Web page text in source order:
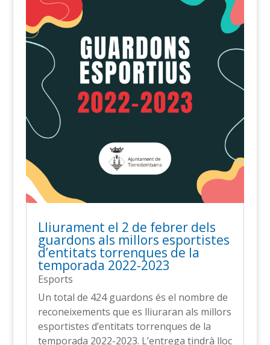
Lliurament el 2 de febrer dels
guardons als millors esportistes
d’entitats torrenques de la
temporada 2022-2023
Esports
Un total de 424 guardons és el nombre de
reconeixements que es lliuraran als millors
esportistes d’entitats torrenques de la
temporada 2022-2023. L’entrega tindrà lloc